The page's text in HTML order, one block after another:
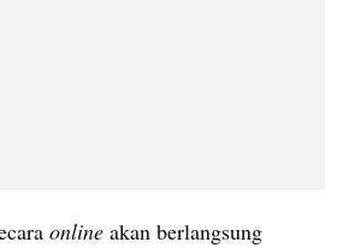
online akan berlangsung